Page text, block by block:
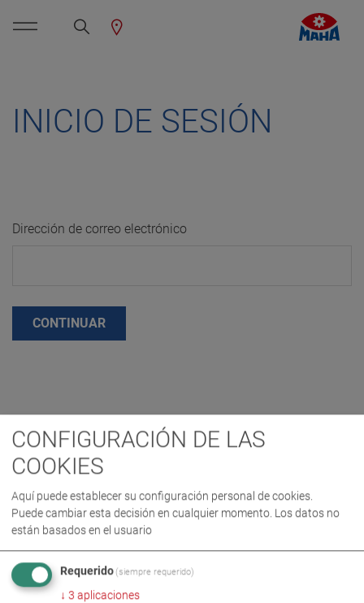
INICIO DE SESIÓN
Dirección de correo electrónico
CONTINUAR
CONFIGURACIÓN DE LAS
COOKIES
Aquí puede establecer su configuración personal de cookies.
Puede cambiar esta decisión en cualquier momento. Los datos no
están basados en el usuario
Requerido (siempre requerido)
↓ 3 aplicaciones